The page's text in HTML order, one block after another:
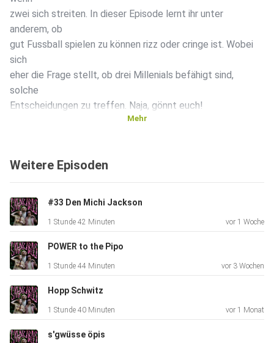
zwei sich streiten. In dieser Episode lernt ihr unter
anderem, ob
gut Fussball spielen zu können rizz oder cringe ist. Wobei
sich
eher die Frage stellt, ob drei Millenials befähigt sind,
solche
Entscheidungen zu treffen. Naja, gönnt euch!
Mehr
Weitere Episoden
#33 Den Michi Jackson
1 Stunde 42 Minuten vor 1 Woche
POWER to the Pipo
1 Stunde 44 Minuten vor 3 Wochen
Hopp Schwitz
1 Stunde 40 Minuten vor 1 Monat
s'gwüsse öpis